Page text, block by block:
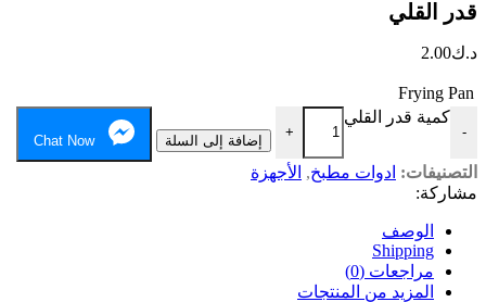
قدر القلي
د.ك2.00
Frying Pan
-
كمية قدر القلي
+ إضافة إلى السلة Chat Now
التصنيفات: ادوات مطبخ, الأجهزة
مشاركة:
الوصف
Shipping
مراجعات (0)
المزيد من المنتجات